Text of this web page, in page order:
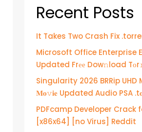
Recent Posts
It Takes Two Crash Fix
Microsoft Office Enterprise
Updated Frее Dow𝚗load
Singularity 2026 BRRip UHD
𝐌𝐨𝚟𝐢𝐞 Updated Audio PSA
PDFcamp Developer Crack
[x86x64] [no Virus] Reddit